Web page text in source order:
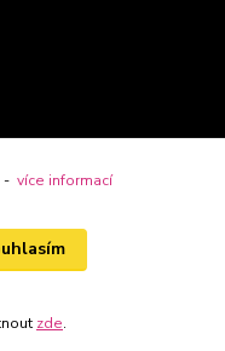
- více informací
zde.